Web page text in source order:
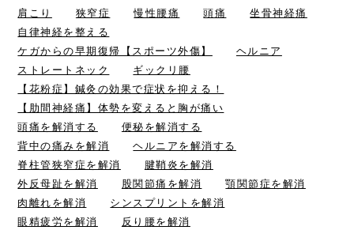
肩こり 狭窄症 慢性腰痛 頭痛
坐骨神経痛
自律神経を整える
ケガからの早期復帰【スポーツ外傷】
ヘルニア
ストレートネック
ギックリ腰
【花粉症】鍼灸の効果で症状を抑える！
【肋間神経痛】体勢を変えると胸が痛い
頭痛を解消する
便秘を解消する
背中の痛みを解消
ヘルニアを解消する
脊柱管狭窄症を解消
腱鞘炎を解消
外反母趾を解消
股関節痛を解消
顎関節症を解消
肉離れを解消
シンスプリントを解消
眼精疲労を解消
反り腰を解消